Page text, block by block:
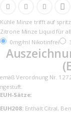
Kühle Minze trifft auf
Zitrone Minze Liquid für
0mg/ml Nikotinfrei
Verordnung Nr.
EUH-Sätze:
EUH208:Enthält Citral,